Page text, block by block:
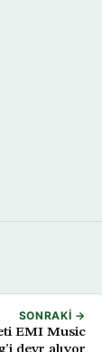
SONRAKI →
EMI Music
devr alıyor